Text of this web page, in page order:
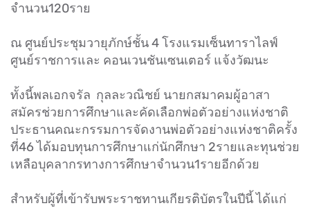
จำนวน120ราย
ณ ศูนย์ประชุมวายุภักษ์ชั้น 4 โรงแรมเซ็นทาราไลฟ์
ศูนย์ราชการและ คอนเวนชันเซนเตอร์ แจ้งวัฒนะ
ทั้งนี้พลเอกจรัล กุลละวณิชย์ นายกสมาคมผู้อาสา
สมัครช่วยการศึกษาและคัดเลือกพ่อตัวอย่างแห่งชาติ
ประธานคณะกรรมการจัดงานพ่อตัวอย่างแห่งชาติครั้ง
ที่46 ได้มอบทุนการศึกษาแก่นักศึกษา 2รายและทุนช่วย
เหลือบุคลากรทางการศึกษาจำนวน1รายอีกด้วย
สำหรับผู้ที่เข้ารับพระราชทานเกียรติบัตรในปีนี้ ได้แก่